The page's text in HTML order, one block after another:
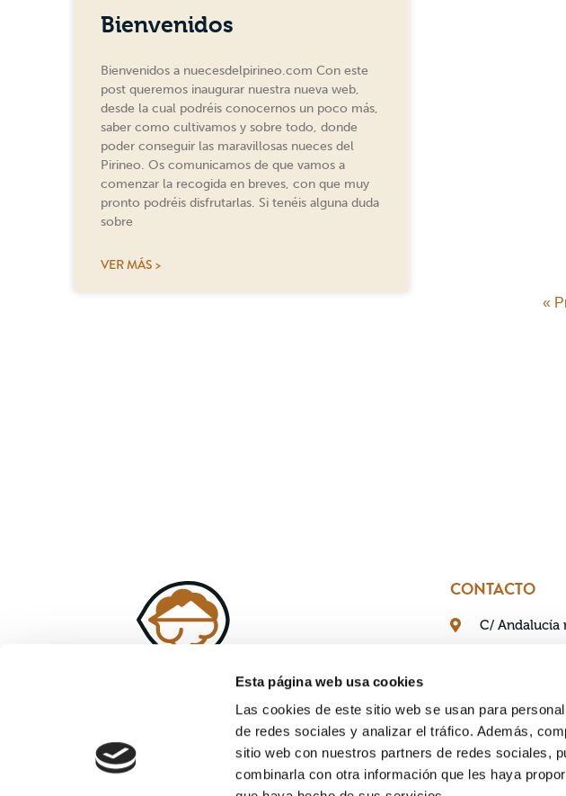
Esta página web usa cookies
Las cookies de este sitio web se usan para
de redes sociales y analizar el tráfico. Además,
sitio web con nuestros partners de redes sociales,
combinarla con otra información que les haya
Bienvenidos
Bienvenidos a nuecesdelpirineo.com Con este
post queremos inaugurar nuestra nueva web,
desde la cual podréis conocernos un poco más,
saber como cultivamos y sobre todo, donde
poder conseguir las maravillosas nueces del
Pirineo. Os comunicamos de que vamos a
comenzar la recogida en breves, con que muy
pronto podréis disfrutarlas. Si tenéis alguna duda
sobre
VER MÁS >
«
CONTACTO
C/ Andalucía